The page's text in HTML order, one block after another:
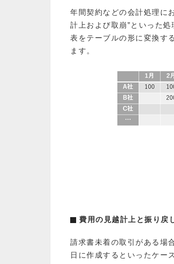
年間契約などの会計処理に
計上および取崩”といった
表をテーブルの形に変換す
ます。
費用の見越計上と振り戻
請求書未着の取引がある場
日に作成するといったケー